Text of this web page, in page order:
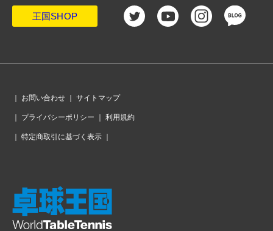
・日本女子、強さ見せつけ韓国も完封。準々決勝ではスロバキア
と再戦
日本男女とも8強進出。決勝T初日、1回戦12試合の結果
・会場のフロアは、強い光が照りつける「常夏」の空間
・日本女子、いきなり日韓決戦。決勝トーナメントのドローはこ
日本男子の初戦はブラジル。準決勝で中国と当たるドローに！
グループ1位通過
・グループリーグが終了。男女各グループの結果
・ここは海外？ 成都であって成都でない「バブル」の中
・日本女子、3戦連続のストレート勝利! 早田ひなは今大会初陣で
相手エースを撃破
・日本は男女とも決勝トーナメント進出確定。大会4日目までの結
果
王国SHOP
｜ お問い合わせ ｜ サイトマップ
｜ プライバシーポリシー ｜ 利用規約
｜ 特定商取引に基づく表示 ｜